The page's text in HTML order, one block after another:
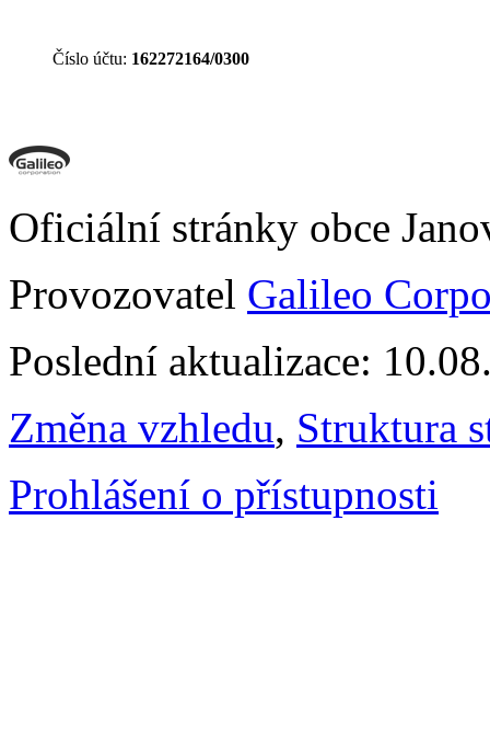
Číslo účtu: 162272164/0300
Oficiální stránky obce
Provozovatel Galileo
Poslední aktualizace:
Změna vzhledu, Struktura
Prohlášení o přístupnosti